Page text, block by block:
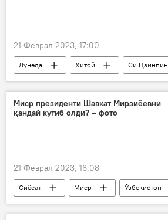
21 Феврал 2023, 17:00
Дунёда Хитой
Си Цзинпин
БМТ
Миср президенти Шавкат Мирзиёевни
қандай кутиб олди? – фото
21 Феврал 2023, 16:08
Сиёсат Миср
Ўзбекистон
Шавкат Мирзиёев